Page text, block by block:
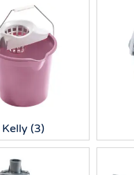
Kelly (3)